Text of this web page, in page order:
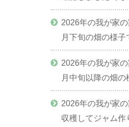
2026年の我が家
月下旬の畑の様子
2026年の我が家
月中旬以降の畑の
2026年の我が家
収穫してジャム作